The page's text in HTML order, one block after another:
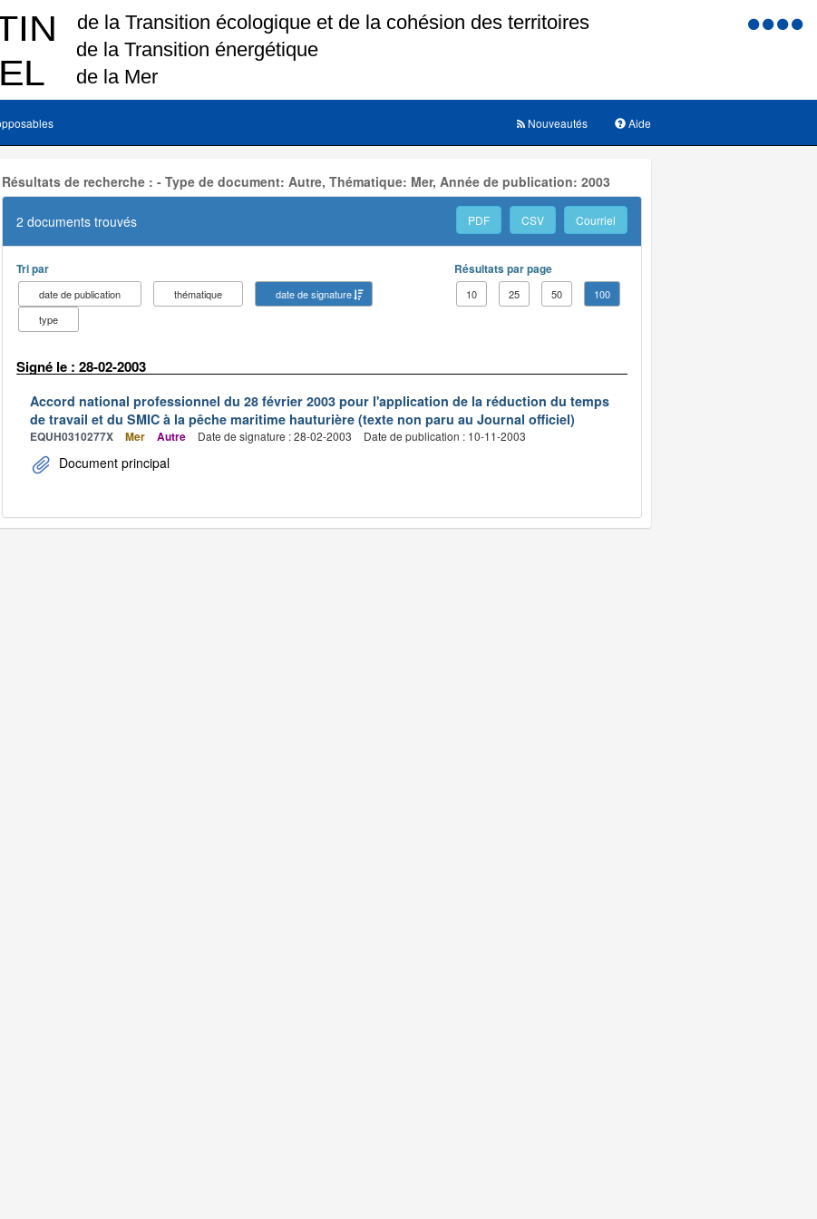
Menu
Aide
Nouveautés
Résultats de recherche : - Type de document: Autre, Thématique: Mer, Année de publication: 2003
2 documents trouvés PDF CSV Courriel
Tri par
date de publication thématique
date de signature
type
Résultats par page
10 25 50 100
Signé le : 28-02-2003
Accord national professionnel du 28 février 2003 pour l'application de la réduction du temps
de travail et du SMIC à la pêche maritime hauturière (texte non paru au Journal officiel)
EQUH0310277X Mer Autre Date de signature : 28-02-2003 Date de publication : 10-11-2003
Document principal